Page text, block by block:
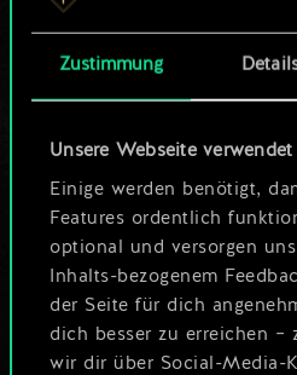
Zustimmung
Unsere Webseite
Einige werden benötigt,
Features ordentlich
optional und versorgen
Inhalts-bezogenem
der Seite für dich
dich besser zu erreichen –
wir dir über Social-Media-
Wo es
mehr
Deck benennen und
erstellen
Deck